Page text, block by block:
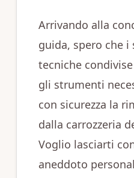
Arrivando alla
guida, spero che
tecniche
gli strumenti
con sicurezza la
dalla carrozzeria
Voglio lasciarti
aneddoto